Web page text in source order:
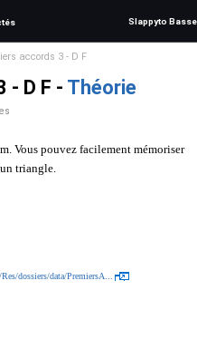
Slappyto Basse
accords 3 - D F
- D F - Théorie
Vous pouvez facilement mémoriser
triangle.
dossiers/data/PremiersA...